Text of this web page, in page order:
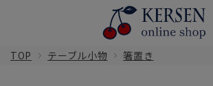
TOP テーブル小物 箸置き